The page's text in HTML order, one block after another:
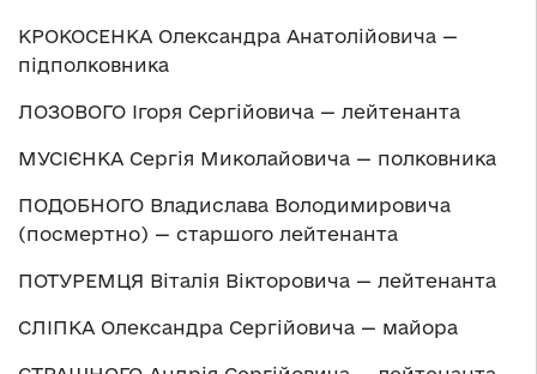
КРОКОСЕНКА Олександра Анатолійовича —
підполковника
ЛОЗОВОГО Ігоря Сергійовича — лейтенанта
МУСІЄНКА Сергія Миколайовича — полковника
ПОДОБНОГО Владислава Володимировича
(посмертно) — старшого лейтенанта
ПОТУРЕМЦЯ Віталія Вікторовича — лейтенанта
СЛІПКА Олександра Сергійовича — майора